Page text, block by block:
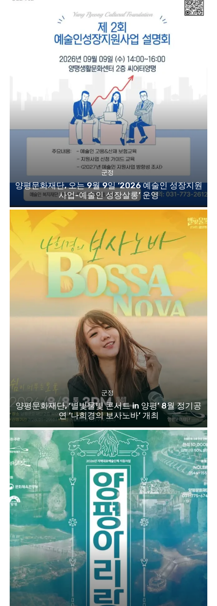
군정
양평문화재단, 오는 9월 9일 ‘2026 예술인 성장지원
사업-예술인 성장살롱’ 운영
군정
양평문화재단, ‘별빛물빛 콘서트 in 양평’ 8월 정기공
연 ‘나희경의 보사노바’ 개최